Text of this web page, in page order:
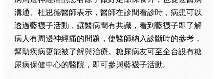
溝通。杜思德醫師表示，醫師在診間看診時，病患可以
透過藍襪子活動，讓醫病間有共識，看到藍襪子即了解
病人有周邊神經痛的問題，使醫師納入診斷時的參考，
幫助疾病更能被了解與治療。糖尿病友可至全台設有糖
尿病保健中心的醫院，即可參與藍襪子活動。